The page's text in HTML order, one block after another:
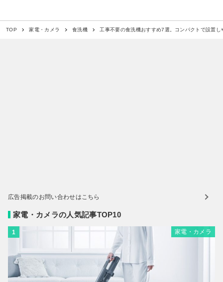
TOP 家電・カメラ 食洗機 工事不要の食洗機おすすめ7選。コンパクトで設置し
広告掲載のお問い合わせはこちら
家電・カメラの人気記事TOP10
1 家電・カメラ